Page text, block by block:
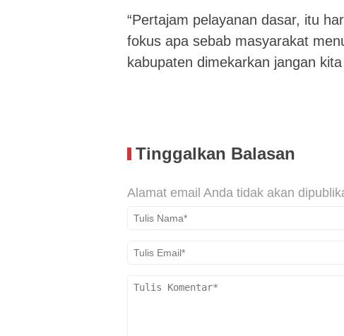
“Pertajam pelayanan dasar, itu
fokus apa sebab masyarakat
kabupaten dimekarkan jangan
Tinggalkan Balasan
Alamat email Anda tidak akan